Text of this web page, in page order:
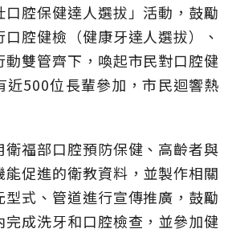
口腔保健達人選拔」活動，鼓勵
腔健檢（健康牙達人選拔）、
動雙管齊下，喚起市民對口腔健
近500位長輩參加，市民迴響熱
衛福部口腔預防保健、高齡者與
促進的衛教資料，並製作相關
型式、管道進行宣傳推廣，鼓勵
完成洗牙和口腔檢查，並參加健